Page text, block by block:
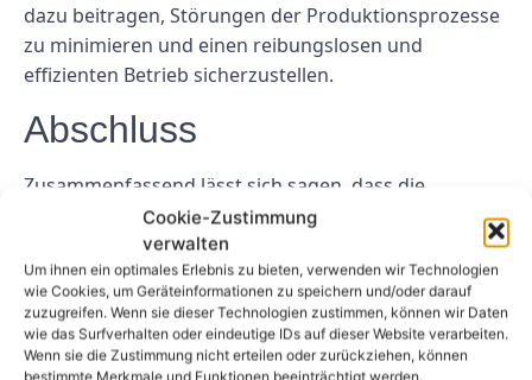
Cookie-Zustimmung
verwalten
Um ihnen ein optimales Erlebnis zu bieten, verwenden wir Technologien
wie Cookies, um Geräteinformationen zu speichern und/oder darauf
zuzugreifen. Wenn sie dieser Technologien zustimmen, können wir Daten
wie das Surfverhalten oder eindeutige IDs auf dieser Website verarbeiten.
Wenn sie die Zustimmung nicht erteilen oder zurückziehen, können
bestimmte Merkmale und Funktionen beeinträchtigt werden.
dazu beitragen, Störungen der Produktionsprozesse
zu minimieren und einen reibungslosen und
effizienten Betrieb sicherzustellen.
Abschluss
Zusammenfassend lässt sich sagen, dass die
Betriebsmittelprüfung ein entscheidender Prozess
ist, der Herstellern dabei helfen kann, kostspielige
Ausfallzeiten in ihren Betrieben zu vermeiden. Durch
die Durchführung regelmäßiger Inspektionen und
Tests von Geräten und Maschinen können Hersteller
potenzielle Probleme frühzeitig erkennen und